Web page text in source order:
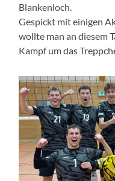
Blankenloch.
Gespickt mit einigen
wollte man an diesem
Kampf um das